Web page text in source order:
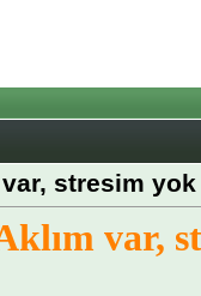
var, stresim yok
var,